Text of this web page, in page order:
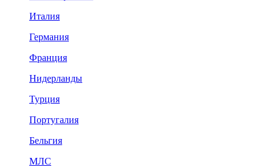
Италия
Германия
Франция
Нидерланды
Турция
Португалия
Бельгия
МЛС